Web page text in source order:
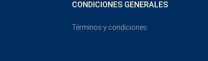
CONDICIONES GENERALES
Términos y condiciones